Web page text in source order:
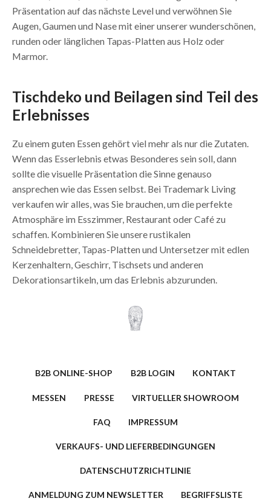
Präsentation auf das nächste Level und verwöhnen Sie
Augen, Gaumen und Nase mit einer unserer wunderschönen,
runden oder länglichen Tapas-Platten aus Holz oder
Marmor.
Tischdeko und Beilagen sind Teil des
Erlebnisses
Zu einem guten Essen gehört viel mehr als nur die Zutaten.
Wenn das Esserlebnis etwas Besonderes sein soll, dann
sollte die visuelle Präsentation die Sinne genauso
ansprechen wie das Essen selbst. Bei Trademark Living
verkaufen wir alles, was Sie brauchen, um die perfekte
Atmosphäre im Esszimmer, Restaurant oder Café zu
schaffen. Kombinieren Sie unsere rustikalen
Schneidebretter, Tapas-Platten und Untersetzer mit edlen
Kerzenhaltern, Geschirr, Tischsets und anderen
Dekorationsartikeln, um das Erlebnis abzurunden.
B2B ONLINE-SHOP B2B LOGIN KONTAKT
MESSEN PRESSE VIRTUELLER SHOWROOM
FAQ IMPRESSUM
VERKAUFS- UND LIEFERBEDINGUNGEN
DATENSCHUTZRICHTLINIE
ANMELDUNG ZUM NEWSLETTER BEGRIFFSLISTE